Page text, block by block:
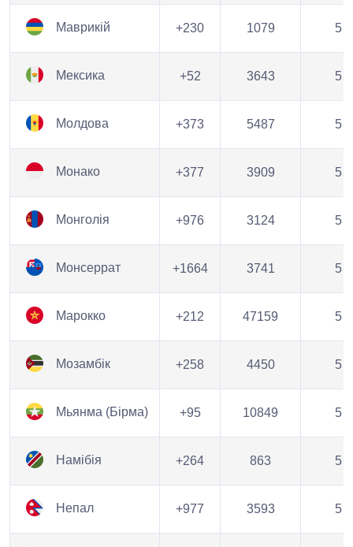
Маврикій +230 1079 5
Мексика +52 3643 5
Молдова +373 5487 5
Монако +377 3909 5
Монголія +976 3124 5
Монсеррат +1664 3741 5
Марокко +212 47159 5
Мозамбік +258 4450 5
Мьянма (Бірма) +95 10849 5
Намібія +264 863 5
Непал +977 3593 5